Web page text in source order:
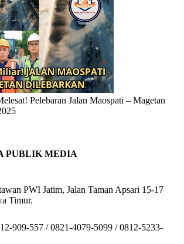
Pelebaran Jalan Maospati – Magetan
PUBLIK MEDIA
PWI Jatim, Jalan Taman Apsari 15-17
Timur.
909-557 / 0821-4079-5099 / 0812-5233-